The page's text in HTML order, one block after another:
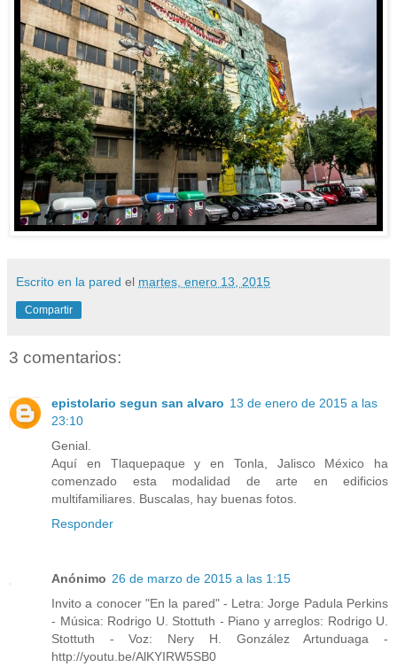
Escrito en la pared el martes, enero 13, 2015
Compartir
3 comentarios:
epistolario segun san alvaro 13 de enero de 2015 a las
23:10
Genial.
Aquí en Tlaquepaque y en Tonla, Jalisco México ha
comenzado esta modalidad de arte en edificios
multifamiliares. Buscalas, hay buenas fotos.
Responder
Anónimo 26 de marzo de 2015 a las 1:15
Invito a conocer "En la pared" - Letra: Jorge Padula Perkins
- Música: Rodrigo U. Stottuth - Piano y arreglos: Rodrigo U.
Stottuth - Voz: Nery H. González Artunduaga -
http://youtu.be/AlKYIRW5SB0